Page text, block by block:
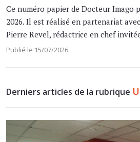
Ce numéro papier de Docteur Imago
2026. Il est réalisé en partenariat
Pierre Revel, rédactrice en chef
Publié le 15/07/2026
Derniers articles de la rubrique